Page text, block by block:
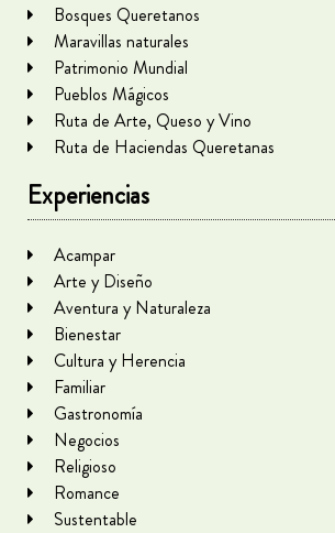
Bosques Queretanos
Maravillas naturales
Patrimonio Mundial
Pueblos Mágicos
Ruta de Arte, Queso y Vino
Ruta de Haciendas Queretanas
Experiencias
Acampar
Arte y Diseño
Aventura y Naturaleza
Bienestar
Cultura y Herencia
Familiar
Gastronomía
Negocios
Religioso
Romance
Sustentable